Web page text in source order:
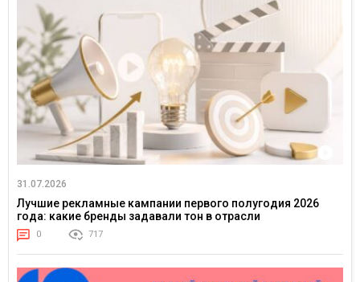
31.07.2026
Лучшие рекламные кампании первого полугодия 2026
года: какие бренды задавали тон в отрасли
0 717